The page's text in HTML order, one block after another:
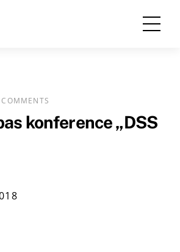
konference „DSS